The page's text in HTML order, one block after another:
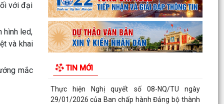
với đại
hình led,
và khai
mắc
TIN MỚI
Lãnh đạo phường kiểm tra các trạm bơm, hồ
đập sau mưa lớn
Kế hoạch Tuyên truyền “Chiến dịch 500 ngày
xác định...
Thực hiện Nghị quyết số 08-NQ/TU ngày
29/01/2026 của Ban chấp hành Đảng bộ thành